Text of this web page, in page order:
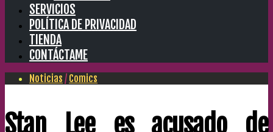
SERVICIOS
POLÍTICA DE PRIVACIDAD
TIENDA
CONTÁCTAME
Noticias / Comics
Stan Lee es acusado de